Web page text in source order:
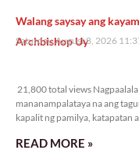
Walang saysay ang
Archbishop Uy
Saturday, August 8, 2026
21,800 total views
mananampalataya na ang
kapalit ng pamilya, katapatan
READ MORE »